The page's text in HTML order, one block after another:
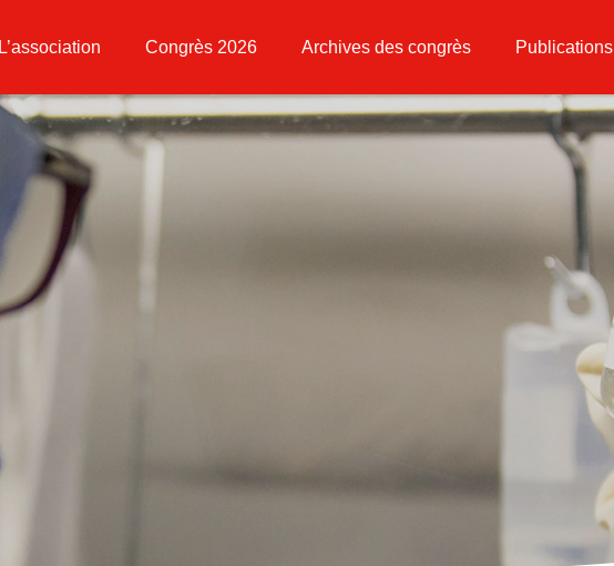
L’association Congrès 2026 Archives des congrès Publications